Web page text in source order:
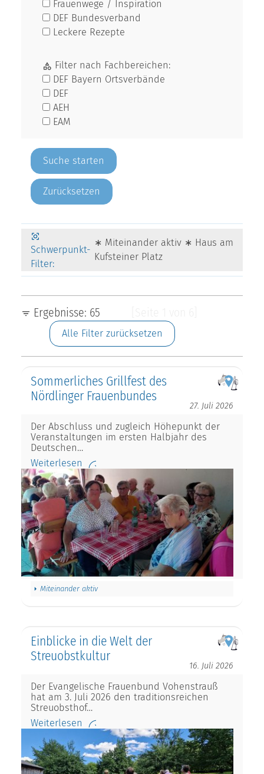
Frauenwege / Inspiration
DEF Bundesverband
Leckere Rezepte
Filter nach Fachbereichen:
DEF Bayern Ortsverbände
DEF
AEH
EAM
Zurücksetzen
Schwerpunkt-
Filter:
∗ Miteinander aktiv ∗ Haus am
Kufsteiner Platz
Ergebnisse: 65
Alle Filter zurücksetzen
Sommerliches Grillfest des
Nördlinger Frauenbundes
27. Juli 2026
Der Abschluss und zugleich Höhepunkt der
Veranstaltungen im ersten Halbjahr des
Deutschen…
Weiterlesen
Miteinander aktiv
Einblicke in die Welt der
Streuobstkultur
16. Juli 2026
Der Evangelische Frauenbund Vohenstrauß
hat am 3. Juli 2026 den traditionsreichen
Streuobsthof…
Weiterlesen